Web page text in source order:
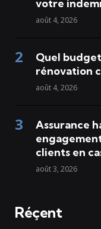
votre
août 4, 2026
Quel
rénovation
août 4, 2026
Assurance
clients en
août 3, 2026
Réçent